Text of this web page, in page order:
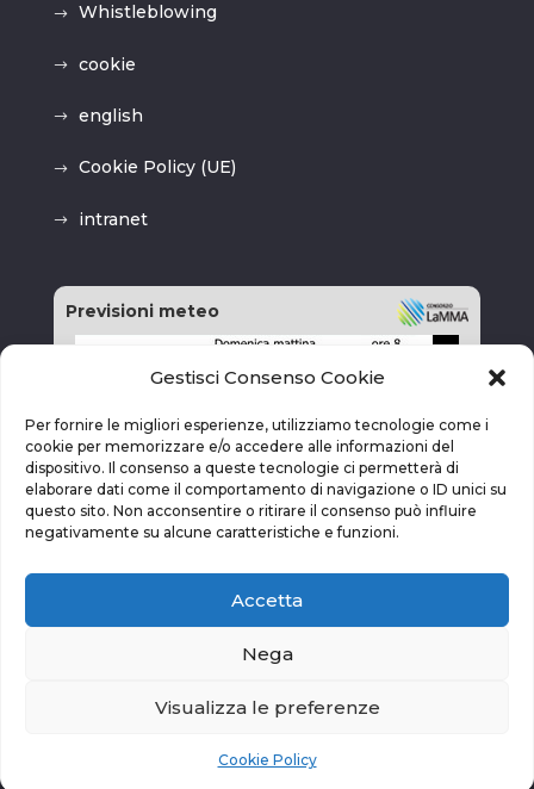
Gestisci Consenso Cookie
Per fornire le migliori esperienze, utilizziamo tecnologie come i
cookie per memorizzare e/o accedere alle informazioni del
dispositivo. Il consenso a queste tecnologie ci permetterà di
elaborare dati come il comportamento di navigazione o ID unici su
questo sito. Non acconsentire o ritirare il consenso può influire
negativamente su alcune caratteristiche e funzioni.
Accetta
Nega
Visualizza le preferenze
Cookie Policy
Whistleblowing
cookie
english
Cookie Policy (UE)
intranet
Previsioni meteo